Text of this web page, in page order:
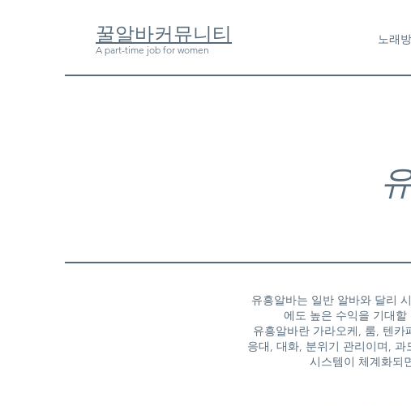
​꿀알바커뮤니티
A part-time job for women
노래
유흥알바는 일반 알바와 달리
에도 높은 수익을 기대
유흥알바란 가라오케, 룸, 텐
응대, 대화, 분위기 관리이며,
시스템이 체계화되